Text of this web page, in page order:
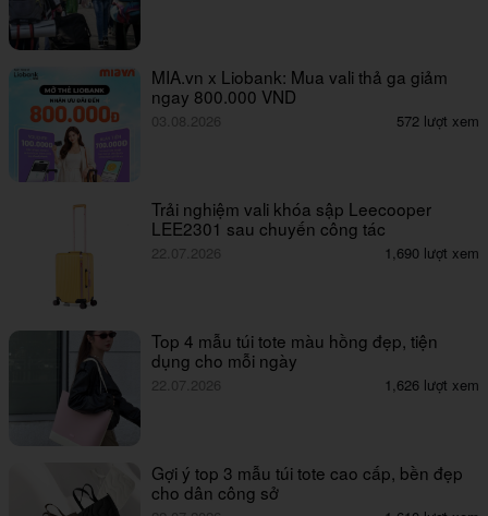
MIA.vn x Liobank: Mua vali thả ga giảm
ngay 800.000 VND
03.08.2026 572 lượt xem
Trải nghiệm vali khóa sập Leecooper
LEE2301 sau chuyến công tác
22.07.2026 1,690 lượt xem
Top 4 mẫu túi tote màu hồng đẹp, tiện
dụng cho mỗi ngày
22.07.2026 1,626 lượt xem
Gợi ý top 3 mẫu túi tote cao cấp, bền đẹp
cho dân công sở